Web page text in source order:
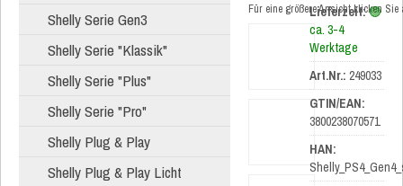
Shelly Serie Gen3
Shelly Serie "Klassik"
Shelly Serie "Plus"
Shelly Serie "Pro"
Shelly Plug & Play
Shelly Plug & Play Licht
Für eine größere Ansicht klicken
Lieferzeit:🟢
ca. 3-4
Werktage
Art.Nr.: 249033
GTIN/EAN:
3800238070571
HAN: